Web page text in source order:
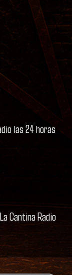
las 24 horas
Cantina Radio